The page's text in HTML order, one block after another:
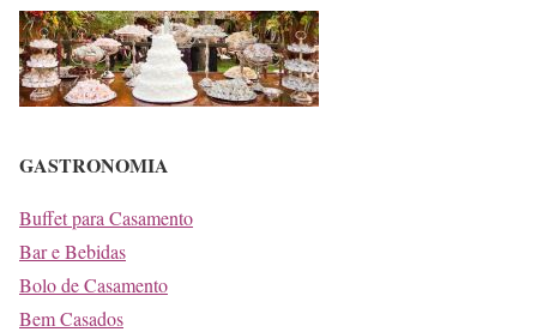
GASTRONOMIA
Buffet para Casamento
Bar e Bebidas
Bolo de Casamento
Bem Casados